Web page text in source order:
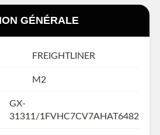
GÉNÉRALE
FREIGHTLINER
M2
GX-
31311/1FVHC7CV7AHAT6482